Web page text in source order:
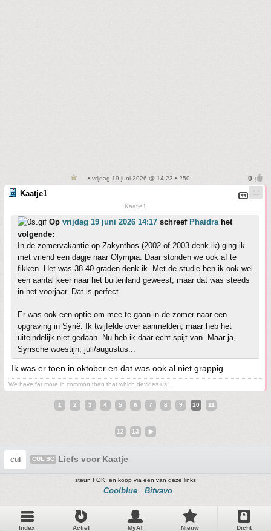
• vrijdag 19 juni 2026 @ 14:23 • 250
Kaatje1
Kaatje1
Op vrijdag 19 juni 2026 14:17 schreef Phaidrahet
volgende:
In de zomervakantie op Zakynthos (2002 of 2003 denk ik) ging ik
met vriend een dagje naar Olympia. Daar stonden we ook af te
fikken. Het was 38-40 graden denk ik. Met de studie ben ik ook wel
een aantal keer naar het buitenland geweest, maar dat was steeds
in het voorjaar. Dat is perfect.
Er was ook een optie om mee te gaan in de zomer naar een
opgraving in Syrië. Ik twijfelde over aanmelden, maar heb het
uiteindelijk niet gedaan. Nu heb ik daar echt spijt van. Maar ja,
Syrische woestijn, juli/augustus...
Ik was er toen in oktober en dat was ook al niet grappig
We have far more in common than that which devides us..
1 2 3 4 5 6 7 8 9 10 11
12 13
cul CUL SC Liefs voor Kaatje
steun FOK! en koop via een van deze links
Coolblue Bitvavo
Index Actief MyAT Nieuw Dicht